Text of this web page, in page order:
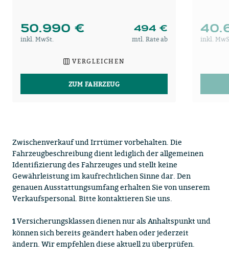
50.990 € 494 €
inkl. MwSt. mtl. Rate ab
VERGLEICHEN
ZUM FAHRZEUG
inkl.
Zwischenverkauf und Irrtümer vorbehalten. Die
Fahrzeugbeschreibung dient lediglich der allgemeinen
Identifizierung des Fahrzeuges und stellt keine
Gewährleistung im kaufrechtlichen Sinne dar. Den
genauen Ausstattungsumfang erhalten Sie von unserem
Verkaufspersonal. Bitte kontaktieren Sie uns.
1Versicherungsklassen dienen nur als Anhaltspunkt und
können sich bereits geändert haben oder jederzeit
ändern. Wir empfehlen diese aktuell zu überprüfen.